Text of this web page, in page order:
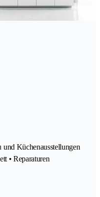
und Küchenausstellungen
• Reparaturen